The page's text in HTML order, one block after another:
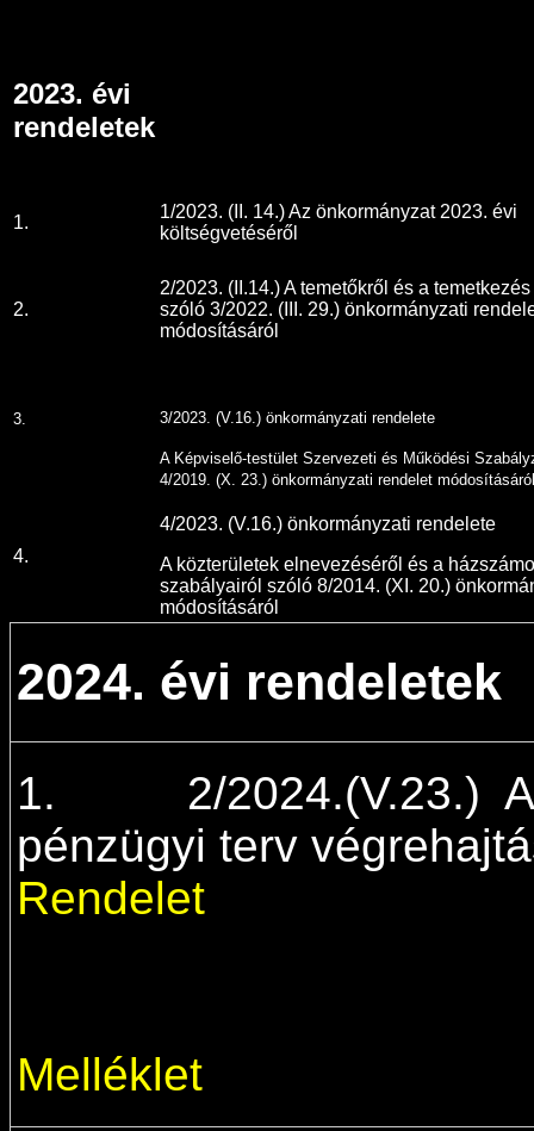
2023. évi
rendeletek
1.
1/2023. (II. 14.) Az önkormányzat 2023. évi
költségvetéséről
2.
2/2023. (II.14.) A temetőkről és a
szóló 3/2022. (III. 29.) önkormányzati
módosításáról
3. 3/2023. (V.16.) önkormányzati rendelete
A Képviselő-testület Szervezeti és Működési
4/2019. (X. 23.) önkormányzati rendelet módosításáról
4.
4/2023. (V.16.) önkormányzati rendelete
A közterületek elnevezéséről és a
szabályairól szóló 8/2014. (XI. 20.)
módosításáról
2024. évi rendeletek
1. 2/2024.(V.23.) A
pénzügyi terv
Rendelet
Melléklet